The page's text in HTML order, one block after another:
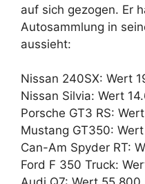
auf sich gezogen. Er
Autosammlung in
aussieht:
Nissan 240SX: Wert
Nissan Silvia: Wert
Porsche GT3 RS:
Mustang GT350:
Can-Am Spyder RT:
Ford F 350 Truck: